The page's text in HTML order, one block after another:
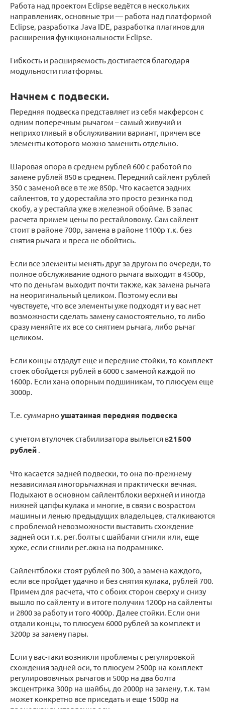
Работа над проектом Eclipse ведётся в нескольких
направлениях, основные три — работа над платформой
Eclipse, разработка Java IDE, разработка плагинов для
расширения функциональности Eclipse.
Гибкость и расширяемость достигается благодаря
модульности платформы.
Начнем с подвески.
Передняя подвеска представляет из себя макферсон с
одним поперечным рычагом – самый живучий и
неприхотливый в обслуживании вариант, причем все
элементы которого можно заменить отдельно.
Шаровая опора в среднем рублей 600 с работой по
замене рублей 850 в среднем. Передний сайлент рублей
350 с заменой все в те же 850р. Что касается задних
сайлентов, то у дорестайла это просто резинка под
скобу, а у рестайла уже в железной обойме. В запас
расчета примем цены по рестайловому. Сам сайлент
стоит в районе 700р, замена в районе 1100р т.к. без
снятия рычага и преса не обойтись.
Если все элементы менять друг за другом по очереди, то
полное обслуживание одного рычага выходит в 4500р,
что по деньгам выходит почти также, как замена рычага
на неоригинальный целиком. Поэтому если вы
чувствуете, что все элементы уже подходят и у вас нет
возможности сделать замену самостоятельно, то либо
сразу меняйте их все со снятием рычага, либо рычаг
целиком.
Если концы отдадут еще и передние стойки, то комплект
стоек обойдется рублей в 6000 с заменой каждой по
1600р. Если хана опорным подшиникам, то плюсуем еще
3000р.
Т.е. суммарно ушатанная передняя подвеска
с учетом втулочек стабилизатора выльется в21500
рублей .
Что касается задней подвески, то она по-прежнему
независимая многорычажная и практически вечная.
Подыхают в основном сайлентблоки верхней и иногда
нижней цапфы кулака и многие, в связи с возрастом
машины и ленью предыдущих владельцев, сталкиваются
с проблемой невозможности выставить схождение
задней оси т.к. рег.болты с шайбами сгнили или, еще
хуже, если сгнили рег.окна на подрамнике.
Сайлентблоки стоят рублей по 300, а замена каждого,
если все пройдет удачно и без снятия кулака, рублей 700.
Примем для расчета, что с обоих сторон сверху и снизу
вышло по сайленту и в итоге получим 1200р на сайленты
и 2800 за работу и того 4000р. Далее стойки. Если они
отдали концы, то плюсуем 6000 рублей за комплект и
3200р за замену пары.
Если у вас-таки возникли проблемы с регулировкой
схождения задней оси, то плюсуем 2500р на комплект
регулирововчных рычагов и 500р на два болта
эксцентрика 300р на шайбы, до 2000р на замену, т.к. там
может конкретно все приседать и еще 1500р на